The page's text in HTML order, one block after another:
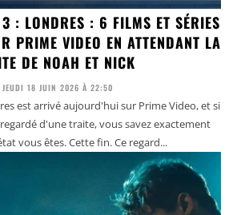
: LONDRES : 6 FILMS ET SÉRIES
PRIME VIDEO EN ATTENDANT LA
DE NOAH ET NICK
JEUDI 18 JUIN 2026 À 22:50
est arrivé aujourd'hui sur Prime Video, et si
d'une traite, vous savez exactement
vous êtes. Cette fin. Ce regard...